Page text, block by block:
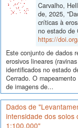
Carvalho,
de, 2025,
críticas à
no estado de
https://
Este conjunto de dados
erosivos lineares
identificados no estado
Cerrado. O
de imagens de...
Dados de
intensidade dos solos
1:100.000"